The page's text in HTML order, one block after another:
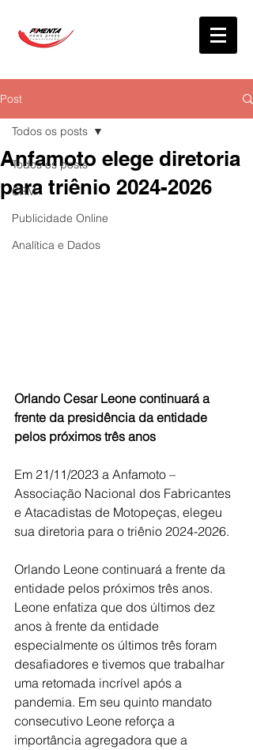
Post
Todos os posts
CRM
Publicidade Online
Analítica e Dados
Todos os posts
Anfamoto elege diretoria
para triênio 2024-2026
Orlando Cesar Leone continuará a
frente da presidência da entidade
pelos próximos três anos
Em 21/11/2023 a Anfamoto –
Associação Nacional dos Fabricantes
e Atacadistas de Motopeças, elegeu
sua diretoria para o triênio 2024-2026.
Orlando Leone continuará a frente da
entidade pelos próximos três anos.
Leone enfatiza que dos últimos dez
anos à frente da entidade
especialmente os últimos três foram
desafiadores e tivemos que trabalhar
uma retomada incrível após a
pandemia. Em seu quinto mandato
consecutivo Leone reforça a
importância agregadora que a